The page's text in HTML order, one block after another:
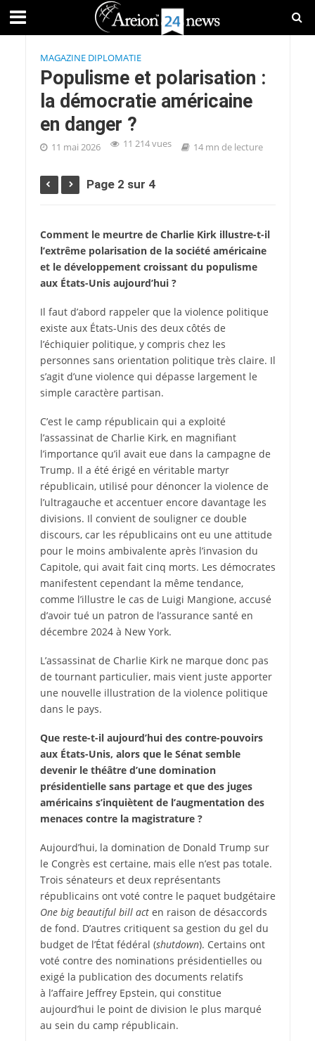
MAGAZINE DIPLOMATIE
Populisme et polarisation :
la démocratie américaine
en danger ?
11 mai 2026 11 214 vues 14 mn de lecture
Page 2 sur 4
Comment le meurtre de Charlie Kirk illustre-t-il
l’extrême polarisation de la société américaine
et le développement croissant du populisme
aux États-Unis aujourd’hui ?
Il faut d’abord rappeler que la violence politique
existe aux États-Unis des deux côtés de
l’échiquier politique, y compris chez les
personnes sans orientation politique très claire. Il
s’agit d’une violence qui dépasse largement le
simple caractère partisan.
C’est le camp républicain qui a exploité
l’assassinat de Charlie Kirk, en magnifiant
l’importance qu’il avait eue dans la campagne de
Trump. Il a été érigé en véritable martyr
républicain, utilisé pour dénoncer la violence de
l’ultragauche et accentuer encore davantage les
divisions. Il convient de souligner ce double
discours, car les républicains ont eu une attitude
pour le moins ambivalente après l’invasion du
Capitole, qui avait fait cinq morts. Les démocrates
manifestent cependant la même tendance,
comme l’illustre le cas de Luigi Mangione, accusé
d’avoir tué un patron de l’assurance santé en
décembre 2024 à New York.
L’assassinat de Charlie Kirk ne marque donc pas
de tournant particulier, mais vient juste apporter
une nouvelle illustration de la violence politique
dans le pays.
Que reste-t-il aujourd’hui des contre-pouvoirs
aux États-Unis, alors que le Sénat semble
devenir le théâtre d’une domination
présidentielle sans partage et que des juges
américains s’inquiètent de l’augmentation des
menaces contre la magistrature ?
Aujourd’hui, la domination de Donald Trump sur
le Congrès est certaine, mais elle n’est pas totale.
Trois sénateurs et deux représentants
républicains ont voté contre le paquet budgétaire
One big beautiful bill act en raison de désaccords
de fond. D’autres critiquent sa gestion du gel du
budget de l’État fédéral (shutdown). Certains ont
voté contre des nominations présidentielles ou
exigé la publication des documents relatifs
à l’affaire Jeffrey Epstein, qui constitue
aujourd’hui le point de division le plus marqué
au sein du camp républicain.